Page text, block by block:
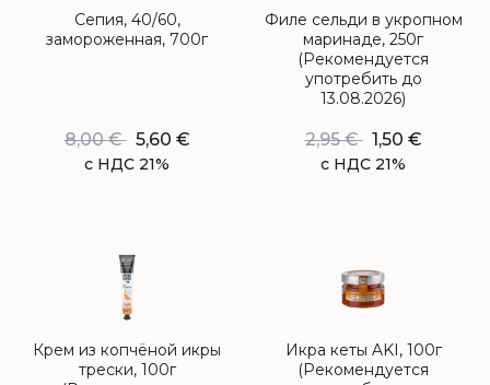
Сепия, 40/60,
замороженная, 700г
8,00€ 5,60 €
с НДС 21%
Филе сельди в укропном
маринаде, 250г
(Рекомендуется
употребить до
13.08.2026)
2,95€ 1,50 €
с НДС 21%
Крем из копчёной икры
трески, 100г
Икра кеты AKI, 100г
(Рекомендуется